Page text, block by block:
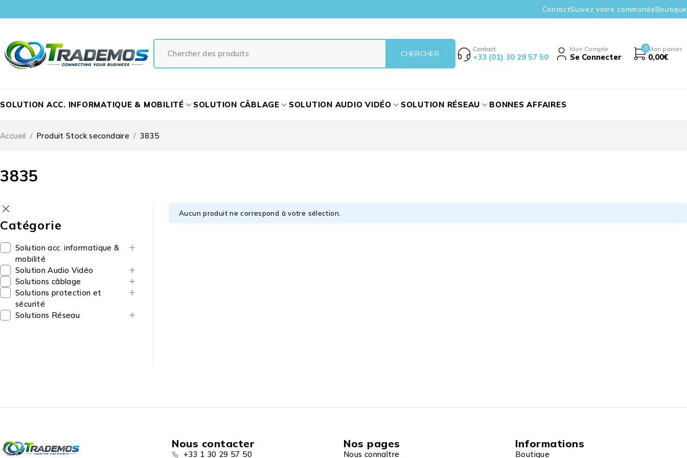
ContactSuivez votre commandeBoutique
Contact
+33 (01) 30 29 57 50
Mon Compte
Se Connecter
0 Mon panier
0,00€
SOLUTION ACC. INFORMATIQUE & MOBILITÉ SOLUTION CÂBLAGE SOLUTION AUDIO VIDÉO SOLUTION RÉSEAU BONNES AFFAIRES
3835
Accueil / Produit Stock secondaire / 3835
Catégorie
Solution acc. informatique &
mobilité
Solution Audio Vidéo
Solutions câblage
Solutions protection et
sécurité
Solutions Réseau
Aucun produit ne correspond à votre sélection.
Nous contacter
+33 1 30 29 57 50
Nos pages
Nous connaître
Informations
Boutique